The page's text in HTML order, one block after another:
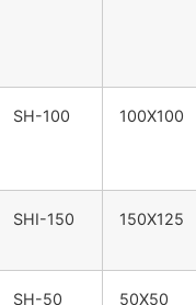
SH-100 100X100
SHI-150 150X125
SH-50 50X50